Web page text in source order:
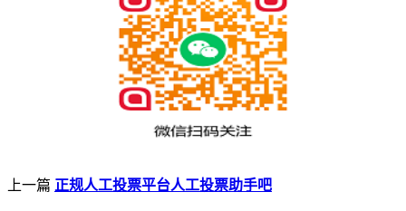
上一篇 正规人工投票平台人工投票助手吧